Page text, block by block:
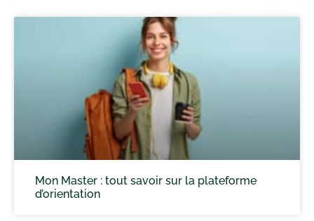
Mon Master : tout savoir sur la plateforme
d’orientation